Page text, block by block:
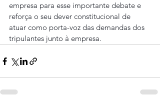
empresa para esse importante debate e
reforça o seu dever constitucional de
atuar como porta-voz das demandas dos
tripulantes junto à empresa.